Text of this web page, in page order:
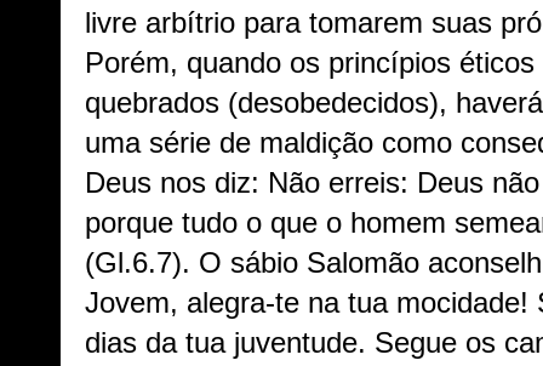
livre arbítrio para tomarem suas
Porém, quando os princípios
quebrados (desobedecidos),
uma série de maldição como
Deus nos diz: Não erreis: Deus
porque tudo o que o homem
(Gl.6.7). O sábio Salomão
Jovem, alegra-te na tua mocidade!
dias da tua juventude. Segue os